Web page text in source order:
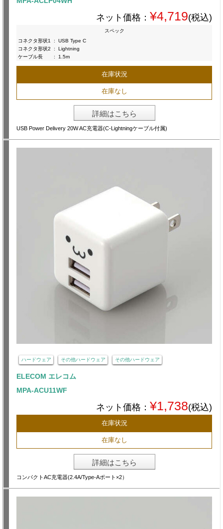
ネット価格： ¥4,719(税込)
スペック
コネクタ形状1
:
USB Type C
コネクタ形状2
:
Lightning
ケーブル長
: 1.5m
在庫状況
在庫なし
詳細はこちら
USB Power Delivery 20W AC充電器(C-Lightningケーブル付属)
ハードウェア その他ハードウェア その他ハードウェア
ELECOM エレコム
MPA-ACU11WF
ネット価格： ¥1,738(税込)
在庫状況
在庫なし
詳細はこちら
コンパクトAC充電器(2.4A/Type-Aポート×2）